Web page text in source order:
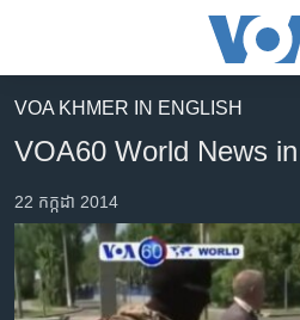
គេហទំព័រ​
រំលង​
និង​
ចូល​
ទៅ​​
ទំព័រ​
ព័ត៌មាន​​
អន្តរជាតិ
អាមេរិក
ចិន
ហេឡូវីអូអេ
VOA KHMER IN ENGLISH
VOA60 World News
22 កក្កដា 2014